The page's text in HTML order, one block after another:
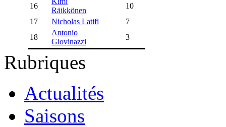
16
Räikkönen
10
17
Nicholas Latifi
7
18
Antonio
Giovinazzi
3
Rubriques
Actualités
Saisons